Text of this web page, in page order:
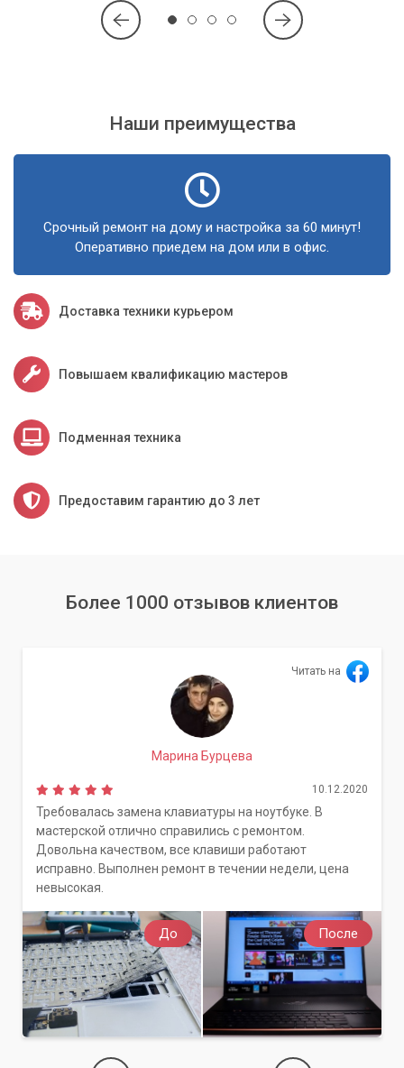
Наши специалисты помогут вам выбрать подходящий
Наши преимущества
Срочный ремонт на дому и настройка за 60 минут!
Оперативно приедем на дом или в офис.
Доставка техники курьером
Повышаем квалификацию мастеров
Подменная техника
Предоставим гарантию до 3 лет
Более 1000 отзывов клиентов
До После
Читать на
Марина Бурцева
10.12.2020
Требовалась замена клавиатуры на ноутбуке. В
мастерской отлично справились с ремонтом.
Довольна качеством, все клавиши работают
исправно. Выполнен ремонт в течении недели, цена
невысокая.